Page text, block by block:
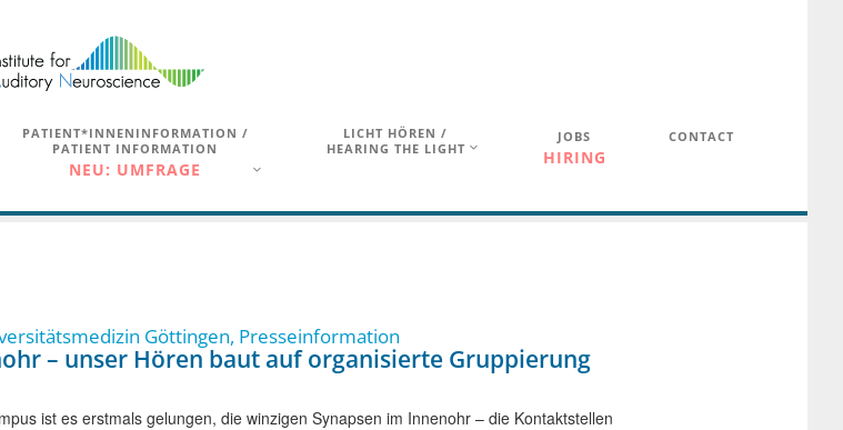
PATIENT*INNENINFORMATION /
PATIENT INFORMATION
NEU: UMFRAGE
LICHT HÖREN /
HEARING THE LIGHT
JOBS
HIRING
CONTACT
Göttingen, Presseinformation
– unser Hören baut auf organisierte Gruppierung
ist es erstmals gelungen, die winzigen Synapsen im Innenohr – die Kontaktstellen